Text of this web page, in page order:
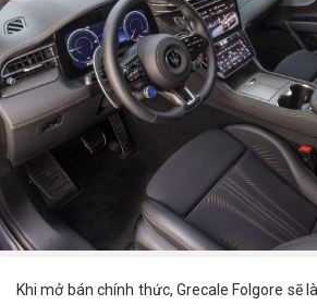
Khi mở bán chính thức, Grecale Folgore sẽ